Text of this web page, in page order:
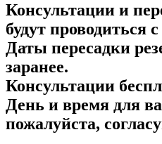
Консультации и
будут проводиться
Даты пересадки
заранее.
Консультации
День и время для
пожалуйста,